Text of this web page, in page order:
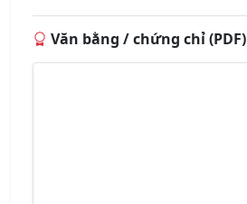
Văn bằng / chứng chỉ (PDF)